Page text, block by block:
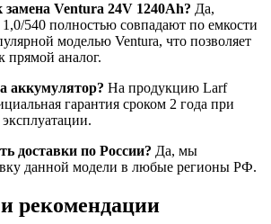
замена Ventura 24V 1240Ah? Да,
540 полностью совпадают по емкости
моделью Ventura, что позволяет
прямой аналог.
аккумулятор? На продукцию Larf
гарантия сроком 2 года при
доставки по России? Да, мы
данной модели в любые регионы РФ.
рекомендации